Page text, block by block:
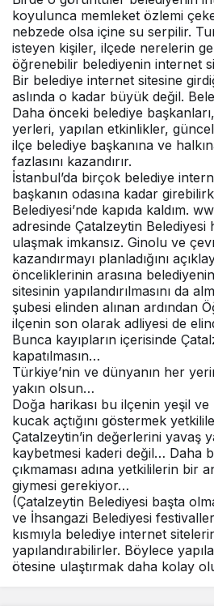
koyulunca memleket özlemi
nebzede olsa içine su serpilir.
isteyen kişiler, ilçede nerelerin
öğrenebilir belediyenin internet
Bir belediye internet sitesine
aslında o kadar büyük değil.
Daha önceki belediye
yerleri, yapılan etkinlikler,
ilçe belediye başkanına ve
fazlasını kazandırır.
İstanbul’da birçok belediye
başkanın odasına kadar
Belediyesi’nde kapıda kaldım.
adresinde Çatalzeytin Belediyesi
ulaşmak imkansız. Ginolu ve
kazandırmayı planladığını
önceliklerinin arasına
sitesinin yapılandırılmasını da
şubesi elinden alınan ardından
ilçenin son olarak adliyesi de
Bunca kayıpların içerisinde
kapatılmasın…
Türkiye’nin ve dünyanın her
yakın olsun…
Doğa harikası bu ilçenin yeşil
kucak açtığını göstermek
Çatalzeytin’in değerlerini yavaş
kaybetmesi kaderi değil… Daha
çıkmaması adına yetkililerin bir
giymesi gerekiyor…
(Çatalzeytin Belediyesi başta
ve İhsangazi Belediyesi
kısmıyla belediye internet
yapılandırabilirler. Böylece
ötesine ulaştırmak daha kolay